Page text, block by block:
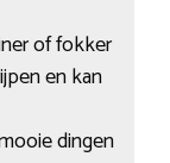
of fokker
en kan
dingen